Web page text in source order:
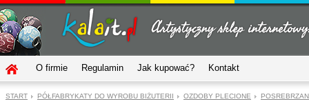
O firmie Regulamin Jak kupować? Kontakt
START PÓŁFABRYKATY DO WYROBU BIŻUTERII OZDOBY PLECIONE